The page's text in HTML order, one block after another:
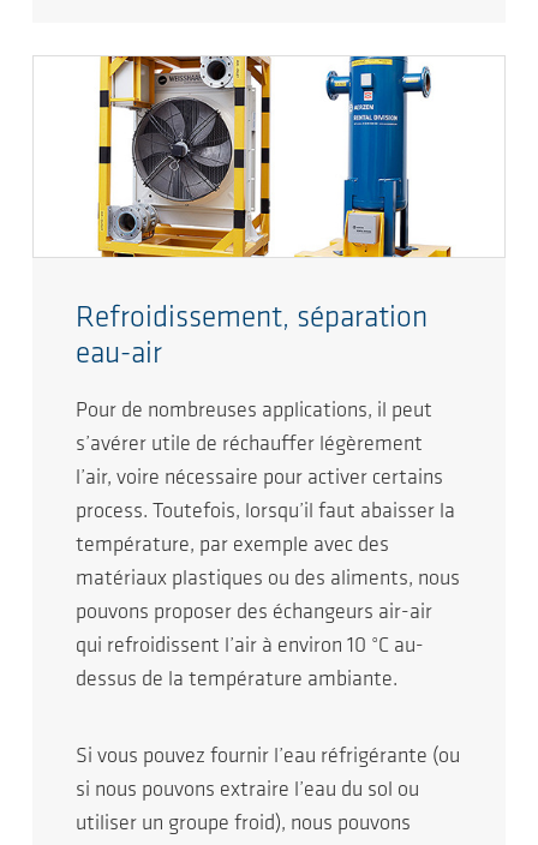
Refroidissement, séparation
eau-air
Pour de nombreuses applications, il peut
s’avérer utile de réchauffer légèrement
l’air, voire nécessaire pour activer certains
process. Toutefois, lorsqu’il faut abaisser la
température, par exemple avec des
matériaux plastiques ou des aliments, nous
pouvons proposer des échangeurs air-air
qui refroidissent l’air à environ 10 °C au-
dessus de la température ambiante.
Si vous pouvez fournir l’eau réfrigérante (ou
si nous pouvons extraire l’eau du sol ou
utiliser un groupe froid), nous pouvons